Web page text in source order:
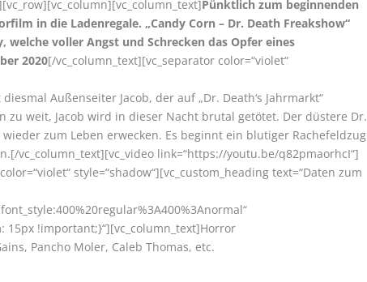
Pünktlich zum beginnenden
in die Ladenregale. „Candy Corn – Dr. Death Freakshow“
voller Angst und Schrecken das Opfer eines
2020[/vc_column_text][vc_separator color=“violet“
Außenseiter Jacob, der auf „Dr. Death‘s Jahrmarkt“
zu weit, Jacob wird in dieser Nacht brutal getötet. Der düstere Dr.
zum Leben erwecken. Es beginnt ein blutiger Rachefeldzug
vc_column_text][vc_video link=“https://youtu.be/q82pmaorhcI“]
style=“shadow“][vc_custom_heading text=“Daten zum
15px !important;}“][vc_column_text]Horror
Pancho Moler, Caleb Thomas, etc.